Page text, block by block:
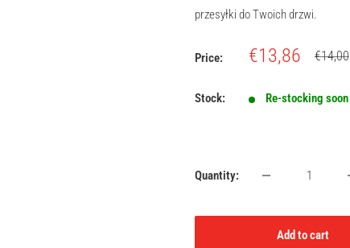
przesyłki do Twoich drzwi.
Price:
Sale
€13,86
Regular
€14,00
Stock: Re-stocking soon
Quantity:
Add to cart